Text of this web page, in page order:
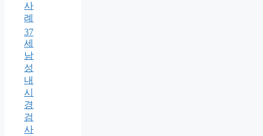
사
례
37
세
남
성
내
시
경
검
사